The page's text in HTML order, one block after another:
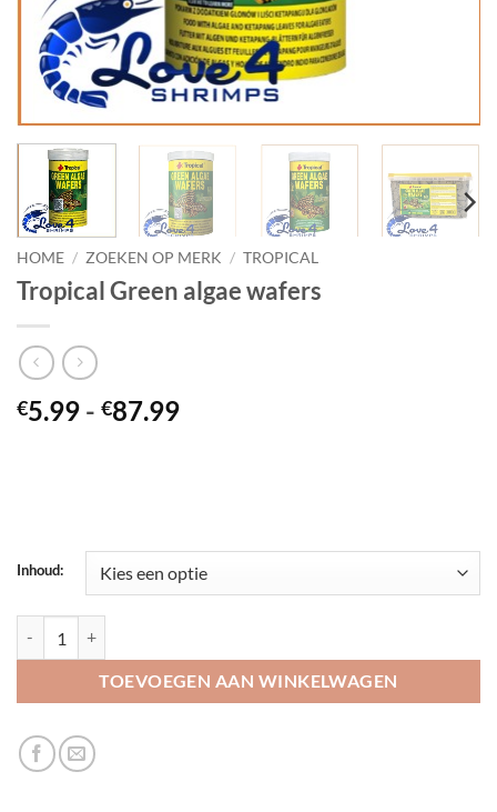
HOME / ZOEKEN OP MERK / TROPICAL
Tropical Green algae wafers
€5.99 - €87.99Prijsklasse:
Inhoud:
TOEVOEGEN AAN WINKELWAGEN